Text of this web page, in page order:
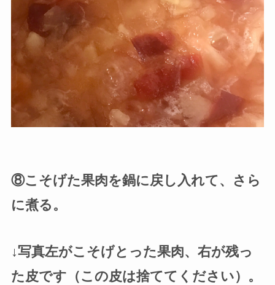
⑧こそげた果肉を鍋に戻し入れて、さら
に煮る。
↓写真左がこそげとった果肉、右が残っ
た皮です（この皮は捨ててください）。